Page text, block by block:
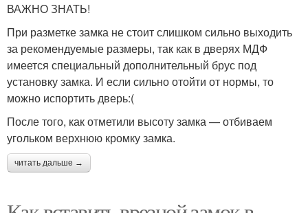
ВАЖНО ЗНАТЬ!
При разметке замка не стоит слишком сильно выходить
за рекомендуемые размеры, так как в дверях МДФ
имеется специальный дополнительный брус под
установку замка. И если сильно отойти от нормы, то
можно испортить дверь:(
После того, как отметили высоту замка — отбиваем
угольком верхнюю кромку замка.
читать дальше →